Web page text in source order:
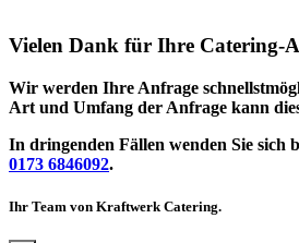
Vielen Dank für Ihre Catering-
Wir werden Ihre Anfrage
Art und Umfang der Anfrage kann
In dringenden Fällen wenden Sie sich
0173 6846092.
Ihr Team von Kraftwerk Catering.